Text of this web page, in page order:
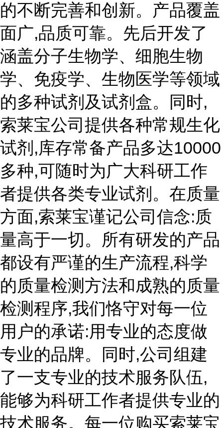
的不断完善和创新。产品覆盖
面广,品质可靠。先后开发了
涵盖分子生物学、细胞生物
学、免疫学、生物医学等领域
的多种试剂及试剂盒。同时,
索莱宝公司提供各种常规生化
试剂,库存常备产品多达10000
多种,可随时为广大科研工作
者提供各类专业试剂。在质量
方面,索莱宝谨记公司信念:质
量高于一切。所有研发的产品
都设有严谨的生产流程,科学
的质量检测方法和成熟的质量
检测程序,我们恪守对每一位
用户的承诺:用专业的态度做
专业的品牌。同时,公司组建
了一支专业的技术服务队伍,
能够为科研工作者提供专业的
技术服务。每一位购买索莱宝